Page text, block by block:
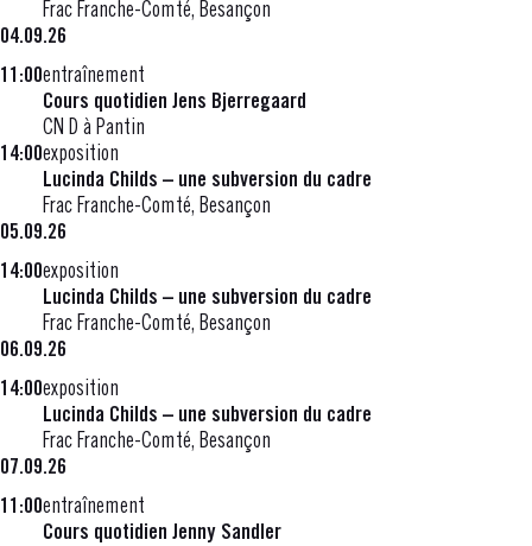
Frac Franche-Comté, Besançon
04.09.26
11:00entraînement
Cours quotidien Jens Bjerregaard
CN D à Pantin
14:00exposition
Lucinda Childs – une subversion du cadre
Frac Franche-Comté, Besançon
05.09.26
14:00exposition
Lucinda Childs – une subversion du cadre
Frac Franche-Comté, Besançon
06.09.26
14:00exposition
Lucinda Childs – une subversion du cadre
Frac Franche-Comté, Besançon
07.09.26
11:00entraînement
Cours quotidien Jenny Sandler